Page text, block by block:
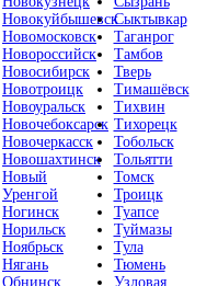
Новокуйбышевск
Новомосковск
Новороссийск
Новосибирск
Новотроицк
Новоуральск
Новочебоксарск
Новочеркасск
Новошахтинск
Новый
Уренгой
Ногинск
Норильск
Ноябрьск
Нягань
Обнинск
Сыктывкар
Таганрог
Тамбов
Тверь
Тимашёвск
Тихвин
Тихорецк
Тобольск
Тольятти
Томск
Троицк
Туапсе
Туймазы
Тула
Тюмень
Узловая